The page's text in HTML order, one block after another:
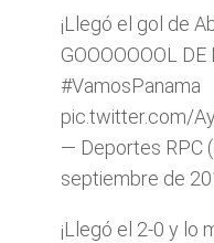
¡Llegó el gol de
GOOOOOOOL DE
#VamosPanama
pic.twitter.com/
— Deportes RPC
septiembre de
¡Llegó el 2-0 y lo